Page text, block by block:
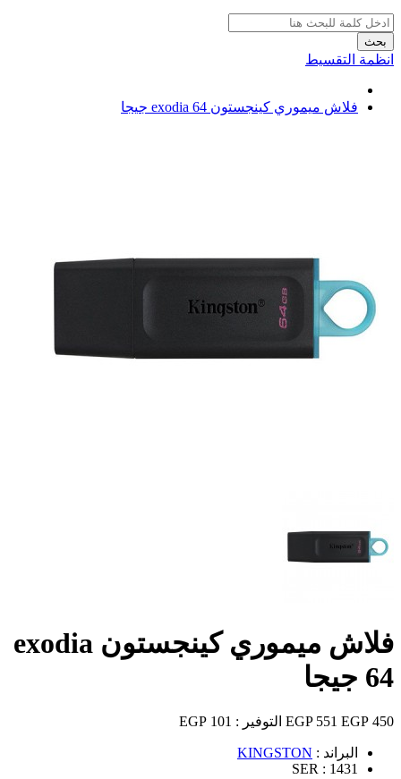
بحث
انظمة التقسيط
فلاش ميموري كينجستون exodia 64 جيجا
فلاش ميموري كينجستون exodia
64 جيجا
450 EGP
551 EGP التوفير : 101 EGP
البراند : KINGSTON
SER : 1431